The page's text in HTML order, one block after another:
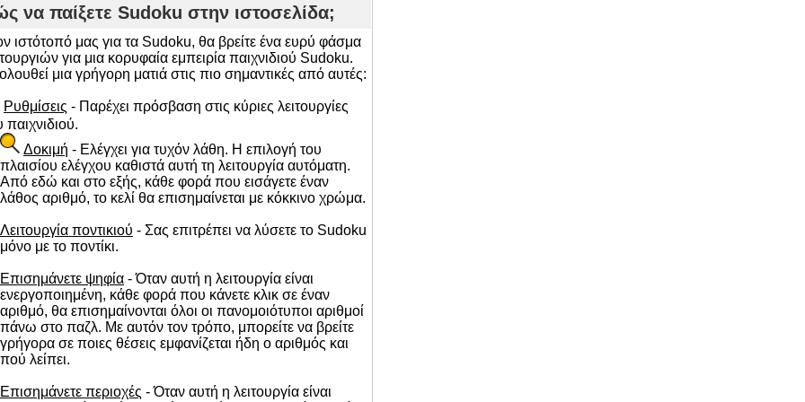
να παίξετε Sudoku στην ιστοσελίδα;
ιστότοπό μας για τα Sudoku, θα βρείτε ένα ευρύ φάσμα
για μια κορυφαία εμπειρία παιχνιδιού Sudoku.
μια γρήγορη ματιά στις πιο σημαντικές από αυτές:
Ρυθμίσεις - Παρέχει πρόσβαση στις κύριες λειτουργίες
παιχνιδιού.
Δοκιμή - Ελέγχει για τυχόν λάθη. Η επιλογή του
πλαισίου ελέγχου καθιστά αυτή τη λειτουργία αυτόματη.
Από εδώ και στο εξής, κάθε φορά που εισάγετε έναν
λάθος αριθμό, το κελί θα επισημαίνεται με κόκκινο χρώμα.
Λειτουργία ποντικιού - Σας επιτρέπει να λύσετε το Sudoku
μόνο με το ποντίκι.
Επισημάνετε ψηφία - Όταν αυτή η λειτουργία είναι
ενεργοποιημένη, κάθε φορά που κάνετε κλικ σε έναν
αριθμό, θα επισημαίνονται όλοι οι πανομοιότυποι αριθμοί
πάνω στο παζλ. Με αυτόν τον τρόπο, μπορείτε να βρείτε
γρήγορα σε ποιες θέσεις εμφανίζεται ήδη ο αριθμός και
πού λείπει.
Επισημάνετε περιοχές - Όταν αυτή η λειτουργία είναι